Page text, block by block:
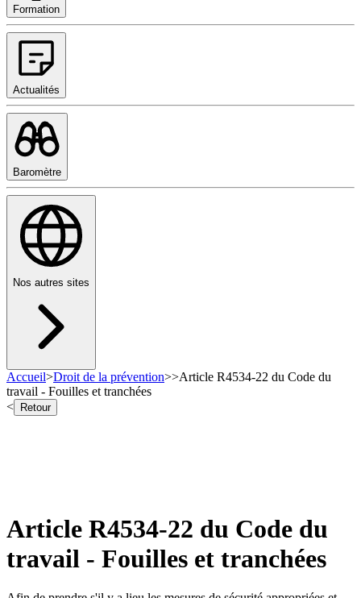
Formation
Actualités
Baromètre
Nos autres sites
Accueil>Droit de la prévention>>Article R4534-22 du Code du
travail - Fouilles et tranchées
<
Retour
Article R4534-22 du Code du
travail - Fouilles et tranchées